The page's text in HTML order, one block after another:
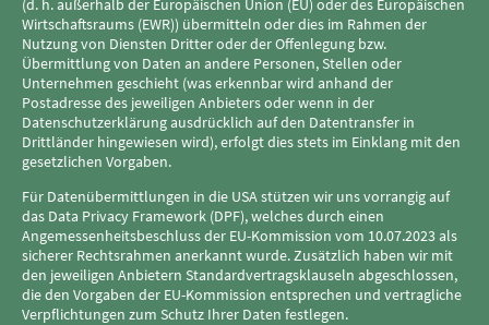
(d. h. außerhalb der Europäischen Union (EU) oder des Europäischen
Wirtschaftsraums (EWR)) übermitteln oder dies im Rahmen der
Nutzung von Diensten Dritter oder der Offenlegung bzw.
Übermittlung von Daten an andere Personen, Stellen oder
Unternehmen geschieht (was erkennbar wird anhand der
Postadresse des jeweiligen Anbieters oder wenn in der
Datenschutzerklärung ausdrücklich auf den Datentransfer in
Drittländer hingewiesen wird), erfolgt dies stets im Einklang mit den
gesetzlichen Vorgaben.
Für Datenübermittlungen in die USA stützen wir uns vorrangig auf
das Data Privacy Framework (DPF), welches durch einen
Angemessenheitsbeschluss der EU-Kommission vom 10.07.2023 als
sicherer Rechtsrahmen anerkannt wurde. Zusätzlich haben wir mit
den jeweiligen Anbietern Standardvertragsklauseln abgeschlossen,
die den Vorgaben der EU-Kommission entsprechen und vertragliche
Verpflichtungen zum Schutz Ihrer Daten festlegen.